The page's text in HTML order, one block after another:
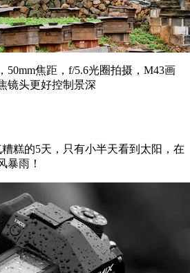
50mm焦距，f/5.6光圈拍摄，M43画
镜头更好控制景深
糕的5天，只有小半天看到太阳，在
暴雨！